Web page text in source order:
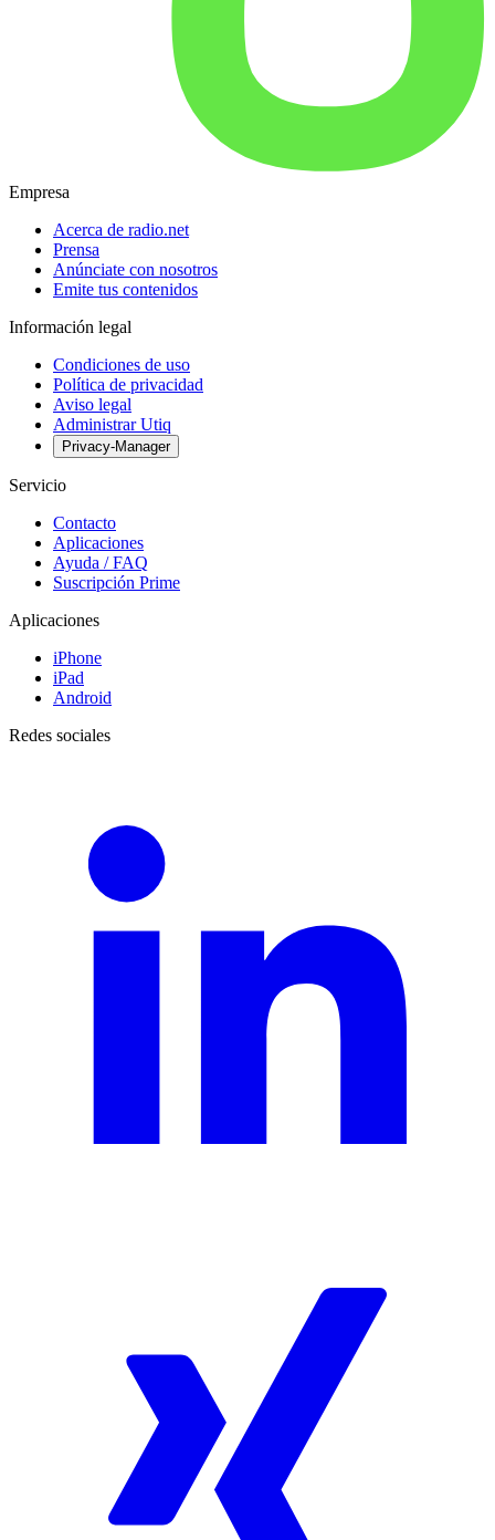
Empresa
Acerca de radio.net
Prensa
Anúnciate con nosotros
Emite tus contenidos
Información legal
Condiciones de uso
Política de privacidad
Aviso legal
Administrar Utiq
Privacy-Manager
Servicio
Contacto
Aplicaciones
Ayuda / FAQ
Suscripción Prime
Aplicaciones
iPhone
iPad
Android
Redes sociales